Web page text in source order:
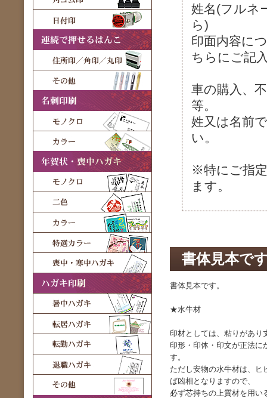
姓名(フルネ
ら)
印面内容に
ちらにご記
車の購入、
等。
姓又は名前
い。
※特にご指
ます。
書体見本で
書体見本です。
★水牛材
印材としては、粘りがあり
印形・印体・印文が正法に
す。
ただし安物の水牛材は、ヒ
ば凶相となりますので、
必ず芯持ちの上質材を用い